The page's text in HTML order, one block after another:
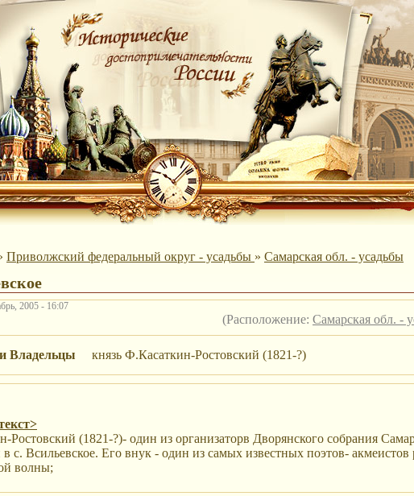
Приволжский федеральный округ - усадьбы » Самарская обл. - усадьбы
2005 - 16:07
(Расположение: Самарская обл. -
Владельцы князь Ф.Касаткин-Ростовский (1821-?)
Ростовский (1821-?)- один из организаторв Дворянского собрания
в с. Всильевское. Его внук - один из самых известных поэтов- акмеистов
волны;